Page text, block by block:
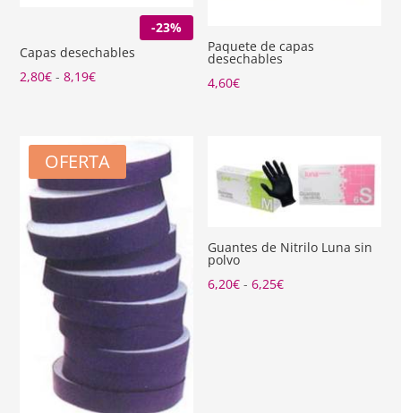
-23%
Capas desechables
2,80€ - 8,19€Rango
desde
2,80€
hasta
8,19€
Paquete de capas
desechables
4,60€
OFERTA
Guantes de Nitrilo Luna sin
polvo
6,20€ - 6,25€Rango